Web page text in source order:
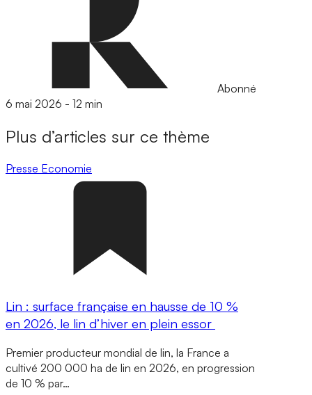
Abonné
6 mai 2026 - 12 min
Plus d’articles sur ce thème
Presse Economie
Lin : surface française en hausse de 10 %
en 2026, le lin d’hiver en plein essor
Premier producteur mondial de lin, la France a
cultivé 200 000 ha de lin en 2026, en progression
de 10 % par…